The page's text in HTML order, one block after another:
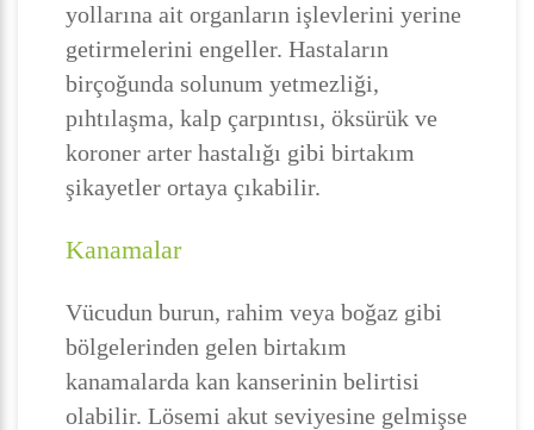
yollarına ait organların işlevlerini yerine
getirmelerini engeller. Hastaların
birçoğunda solunum yetmezliği,
pıhtılaşma, kalp çarpıntısı, öksürük ve
koroner arter hastalığı gibi birtakım
şikayetler ortaya çıkabilir.
Kanamalar
Vücudun burun, rahim veya boğaz gibi
bölgelerinden gelen birtakım
kanamalarda kan kanserinin belirtisi
olabilir. Lösemi akut seviyesine gelmişse